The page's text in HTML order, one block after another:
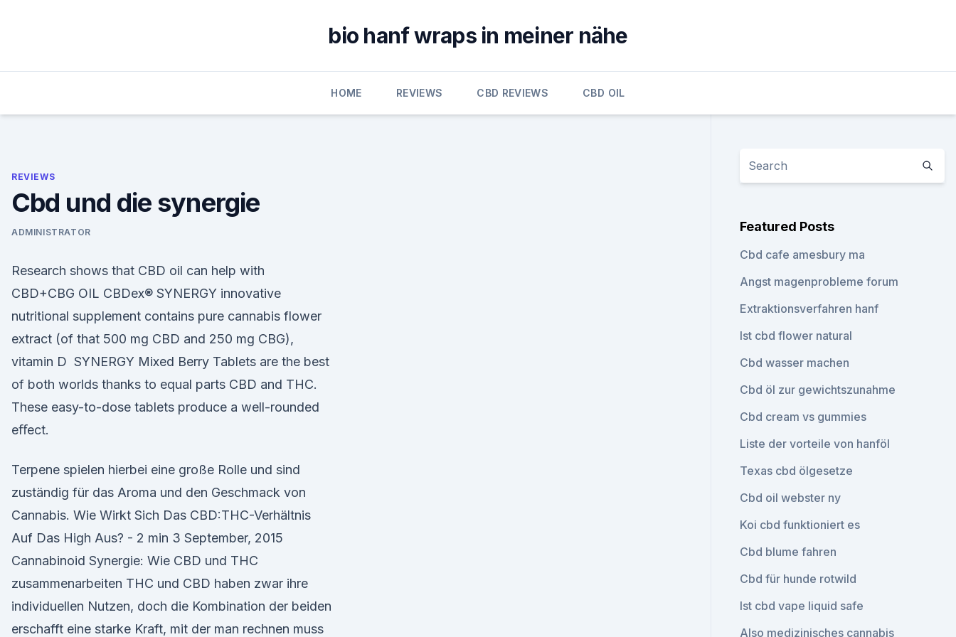
bio hanf wraps in meiner nähe
HOME REVIEWS CBD REVIEWS CBD OIL
REVIEWS
Cbd und die synergie
ADMINISTRATOR
Research shows that CBD oil can help with
CBD+CBG OIL CBDex® SYNERGY innovative
nutritional supplement contains pure cannabis flower
extract (of that 500 mg CBD and 250 mg CBG),
vitamin D SYNERGY Mixed Berry Tablets are the best
of both worlds thanks to equal parts CBD and THC.
These easy-to-dose tablets produce a well-rounded
eﬀect.
Terpene spielen hierbei eine große Rolle und sind
zuständig für das Aroma und den Geschmack von
Cannabis. Wie Wirkt Sich Das CBD:THC-Verhältnis
Auf Das High Aus? - 2 min 3 September, 2015
Cannabinoid Synergie: Wie CBD und THC
zusammenarbeiten THC und CBD haben zwar ihre
individuellen Nutzen, doch die Kombination der beiden
erschafft eine starke Kraft, mit der man rechnen muss
Featured Posts
Cbd cafe amesbury ma
Angst magenprobleme forum
Extraktionsverfahren hanf
Ist cbd flower natural
Cbd wasser machen
Cbd öl zur gewichtszunahme
Cbd cream vs gummies
Liste der vorteile von hanföl
Texas cbd ölgesetze
Cbd oil webster ny
Koi cbd funktioniert es
Cbd blume fahren
Cbd für hunde rotwild
Ist cbd vape liquid safe
Also medizinisches cannabis